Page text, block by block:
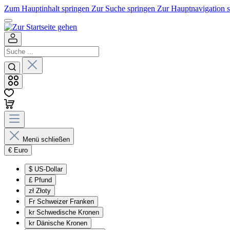
Zum Hauptinhalt springen Zur Suche springen Zur Hauptnavigation
Menü schließen
€ Euro
$ US-Dollar
£ Pfund
zł Złoty
Fr Schweizer Franken
kr Schwedische Kronen
kr Dänische Kronen